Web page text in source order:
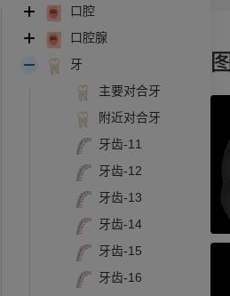
口腔
口腔腺
牙
主要对合牙
附近对合牙
牙齿-11
牙齿-12
牙齿-13
牙齿-14
牙齿-15
牙齿-16